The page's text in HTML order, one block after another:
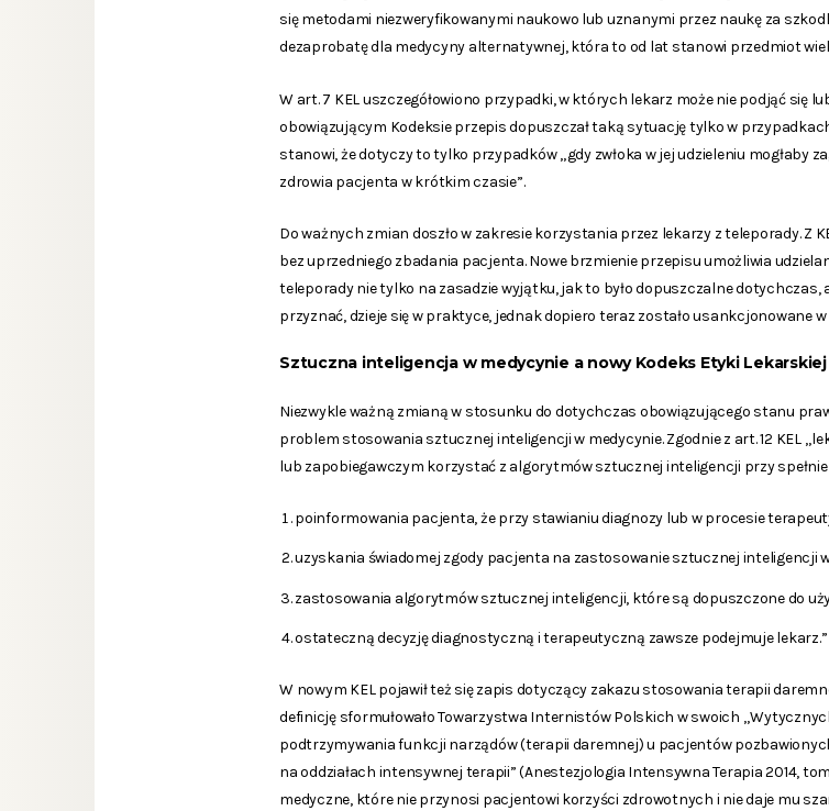
się metodami niezweryfikowanymi naukowo lub uznanymi przez naukę za
dezaprobatę dla medycyny alternatywnej, która to od lat stanowi przedmiot
W art. 7 KEL uszczegółowiono przypadki, w których lekarz może nie podjąć się
obowiązującym Kodeksie przepis dopuszczał taką sytuację tylko w
stanowi, że dotyczy to tylko przypadków „gdy zwłoka w jej udzieleniu mogłaby
zdrowia pacjenta w krótkim czasie”.
Do ważnych zmian doszło w zakresie korzystania przez lekarzy z teleporady. Z
bez uprzedniego zbadania pacjenta. Nowe brzmienie przepisu umożliwia
teleporady nie tylko na zasadzie wyjątku, jak to było dopuszczalne
przyznać, dzieje się w praktyce, jednak dopiero teraz zostało usankcjonowane w
Sztuczna inteligencja w medycynie a nowy Kodeks Etyki Lekarskiej
Niezwykle ważną zmianą w stosunku do dotychczas obowiązującego stanu
problem stosowania sztucznej inteligencji w medycynie. Zgodnie z art. 12 KEL
lub zapobiegawczym korzystać z algorytmów sztucznej inteligencji przy
poinformowania pacjenta, że przy stawianiu diagnozy lub w procesie
uzyskania świadomej zgody pacjenta na zastosowanie sztucznej
zastosowania algorytmów sztucznej inteligencji, które są dopuszczone do
ostateczną decyzję diagnostyczną i terapeutyczną zawsze podejmuje lekarz.”
W nowym KEL pojawił też się zapis dotyczący zakazu stosowania terapii
definicję sformułowało Towarzystwa Internistów Polskich w swoich
podtrzymywania funkcji narządów (terapii daremnej) u pacjentów
na oddziałach intensywnej terapii”(Anestezjologia Intensywna Terapia 2014,
medyczne, które nie przynosi pacjentowi korzyści zdrowotnych i nie daje mu